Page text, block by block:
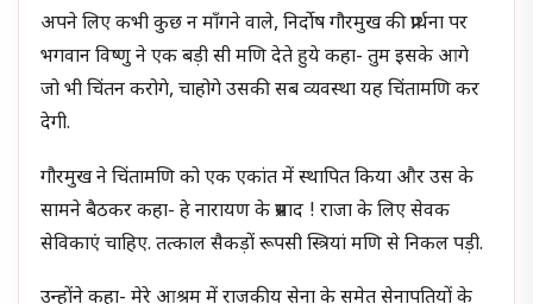
अपने लिए कभी कुछ न माँगने वाले, निर्दोष गौरमुख की प्रार्थना पर
भगवान विष्णु ने एक बड़ी सी मणि देते हुये कहा- तुम इसके आगे
जो भी चिंतन करोगे, चाहोगे उसकी सब व्यवस्था यह चिंतामणि कर
देगी.
गौरमुख ने चिंतामणि को एक एकांत में स्थापित किया और उस के
सामने बैठकर कहा- हे नारायण के प्रसाद ! राजा के लिए सेवक
सेविकाएं चाहिए. तत्काल सैकड़ों रूपसी स्त्रियां मणि से निकल पड़ी.
उन्होंने कहा- मेरे आश्रम में राजकीय सेना के समेत सेनापतियों के